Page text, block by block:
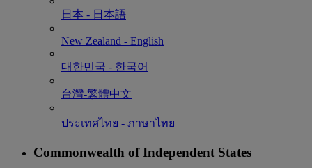
日本 - ⽇本語
New Zealand - English
대한민국 - 한국어
台灣-繁體中文
ประเทศไทย - ภาษาไทย
Commonwealth of Independent States